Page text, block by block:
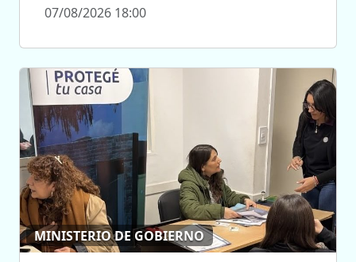
07/08/2026 18:00
MINISTERIO DE GOBIERNO